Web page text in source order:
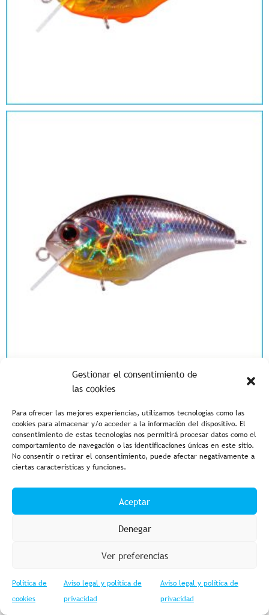
Gestionar el consentimiento de
las cookies
Para ofrecer las mejores experiencias, utilizamos tecnologías como las
cookies para almacenar y/o acceder a la información del dispositivo. El
consentimiento de estas tecnologías nos permitirá procesar datos como el
comportamiento de navegación o las identificaciones únicas en este sitio.
No consentir o retirar el consentimiento, puede afectar negativamente a
ciertas características y funciones.
Aceptar
Denegar
Ver preferencias
Política de
cookies
Aviso legal y política de
privacidad
Aviso legal y política de
privacidad